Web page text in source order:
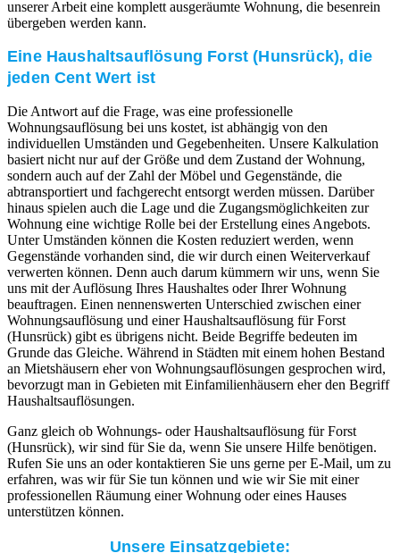
unserer Arbeit eine komplett ausgeräumte Wohnung, die besenrein
übergeben werden kann.
Eine Haushaltsauflösung Forst (Hunsrück), die
jeden Cent Wert ist
Die Antwort auf die Frage, was eine professionelle
Wohnungsauflösung bei uns kostet, ist abhängig von den
individuellen Umständen und Gegebenheiten. Unsere Kalkulation
basiert nicht nur auf der Größe und dem Zustand der Wohnung,
sondern auch auf der Zahl der Möbel und Gegenstände, die
abtransportiert und fachgerecht entsorgt werden müssen. Darüber
hinaus spielen auch die Lage und die Zugangsmöglichkeiten zur
Wohnung eine wichtige Rolle bei der Erstellung eines Angebots.
Unter Umständen können die Kosten reduziert werden, wenn
Gegenstände vorhanden sind, die wir durch einen Weiterverkauf
verwerten können. Denn auch darum kümmern wir uns, wenn Sie
uns mit der Auflösung Ihres Haushaltes oder Ihrer Wohnung
beauftragen. Einen nennenswerten Unterschied zwischen einer
Wohnungsauflösung und einer Haushaltsauflösung für Forst
(Hunsrück) gibt es übrigens nicht. Beide Begriffe bedeuten im
Grunde das Gleiche. Während in Städten mit einem hohen Bestand
an Mietshäusern eher von Wohnungsauflösungen gesprochen wird,
bevorzugt man in Gebieten mit Einfamilienhäusern eher den Begriff
Haushaltsauflösungen.
Ganz gleich ob Wohnungs- oder Haushaltsauflösung für Forst
(Hunsrück), wir sind für Sie da, wenn Sie unsere Hilfe benötigen.
Rufen Sie uns an oder kontaktieren Sie uns gerne per E-Mail, um zu
erfahren, was wir für Sie tun können und wie wir Sie mit einer
professionellen Räumung einer Wohnung oder eines Hauses
unterstützen können.
Unsere Einsatzgebiete: